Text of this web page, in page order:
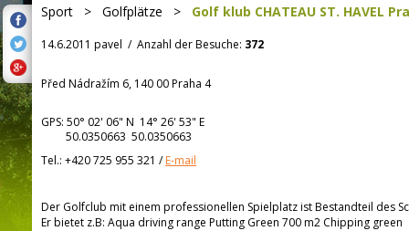
Sport > Golfplätze > Golf klub CHATEAU ST. HAVEL
14.6.2011 pavel / Anzahl der Besuche: 372
Před Nádražím 6, 140 00 Praha 4
GPS: 50° 02' 06" N 14° 26' 53" E
50.0350663 50.0350663
Tel.: +420 725 955 321 /E-mail
Der Golfclub mit einem professionellen Spielplatz ist Bestandteil des
Er bietet z.B: Aqua driving range Putting Green 700 m2 Chipping green